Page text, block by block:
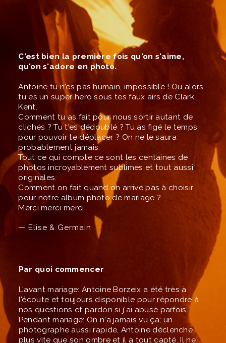
Par quoi commencer
L'avant mariage: Antoine Borzeix a été très à
l'écoute et toujours disponible pour répondre à
nos questions et pardon si j'ai abusé parfois.
Pendant mariage: On n'a jamais vu ça; un
photographe aussi rapide, Antoine déclenche
plus vite que son ombre et il a tout capté. Il ne
C'est bien la première fois qu'on s'aime,
qu'on s'adore en photo.
Antoine tu n'es pas humain, impossible ! Ou alors
tu es un super hero sous tes faux airs de Clark
Kent.
Comment tu as fait pour nous sortir autant de
clichés ? Tu t'es dédoublé ? Tu as figé le temps
pour pouvoir te déplacer ? On ne le saura
probablement jamais.
Tout ce qui compte ce sont les centaines de
photos incroyablement sublimes et tout aussi
originales.
Comment on fait quand on arrive pas à choisir
pour notre album photo de mariage ?
Merci merci merci.
— Elise & Germain